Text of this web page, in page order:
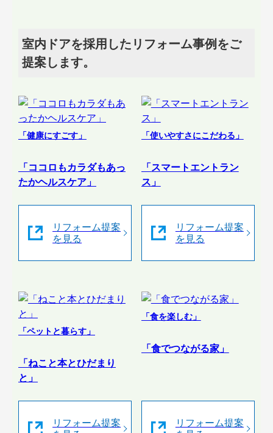
室内ドアを採用したリフォーム事例をご
提案します。
「健康にすごす」
「ココロもカラダもあっ
たかヘルスケア」
リフォーム提案
を見る
「使いやすさにこだわる」
「スマートエントラン
ス」
リフォーム提案
を見る
「ペットと暮らす」
「ねこと本とひだまり
と」
リフォーム提案
「食を楽しむ」
「食でつながる家」
リフォーム提案